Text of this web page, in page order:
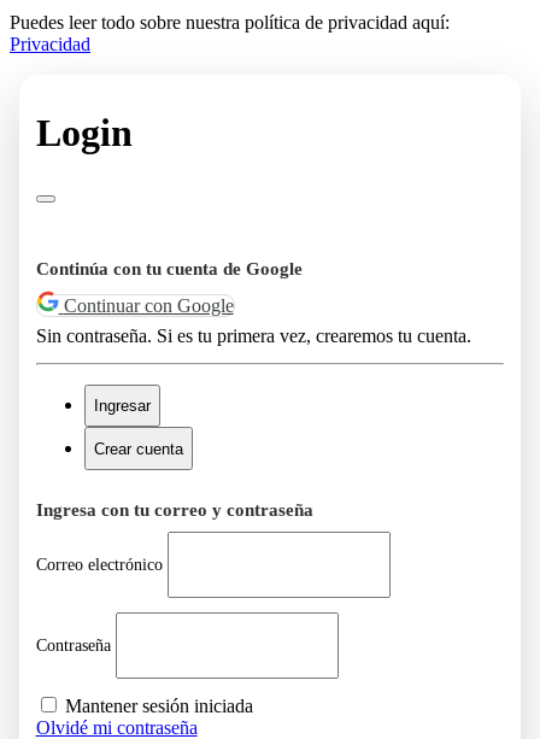
Puedes leer todo sobre nuestra política de privacidad aquí:
Privacidad
Login
Continúa con tu cuenta de Google
Continuar con Google
Sin contraseña. Si es tu primera vez, crearemos tu cuenta.
Ingresar
Crear cuenta
Ingresa con tu correo y contraseña
Correo electrónico
Contraseña
Mantener sesión iniciada
Olvidé mi contraseña